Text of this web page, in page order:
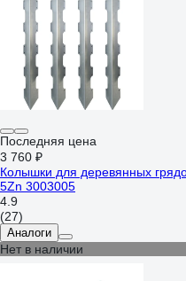
Последняя цена
3 760 ₽
Колышки для деревянных
5Zn 3003005
4.9
(27)
Аналоги
Нет в наличии